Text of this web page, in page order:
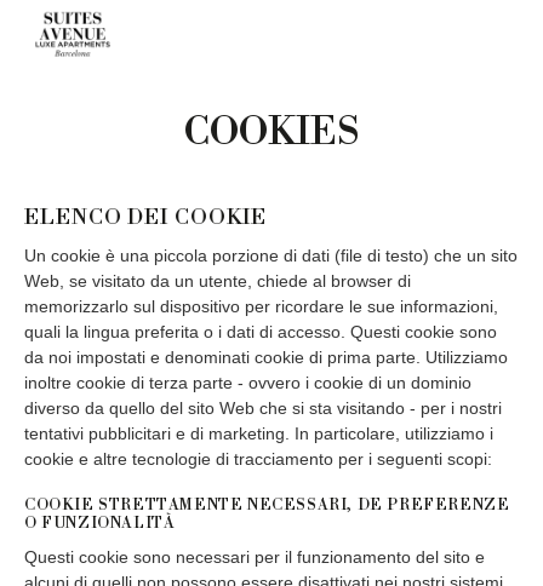
COOKIES
ELENCO DEI COOKIE
Un cookie è una piccola porzione di dati (file di testo) che un sito
Web, se visitato da un utente, chiede al browser di
memorizzarlo sul dispositivo per ricordare le sue informazioni,
quali la lingua preferita o i dati di accesso. Questi cookie sono
da noi impostati e denominati cookie di prima parte. Utilizziamo
inoltre cookie di terza parte - ovvero i cookie di un dominio
diverso da quello del sito Web che si sta visitando - per i nostri
tentativi pubblicitari e di marketing. In particolare, utilizziamo i
cookie e altre tecnologie di tracciamento per i seguenti scopi:
COOKIE STRETTAMENTE NECESSARI, DE PREFERENZE
O FUNZIONALITÀ
Questi cookie sono necessari per il funzionamento del sito e